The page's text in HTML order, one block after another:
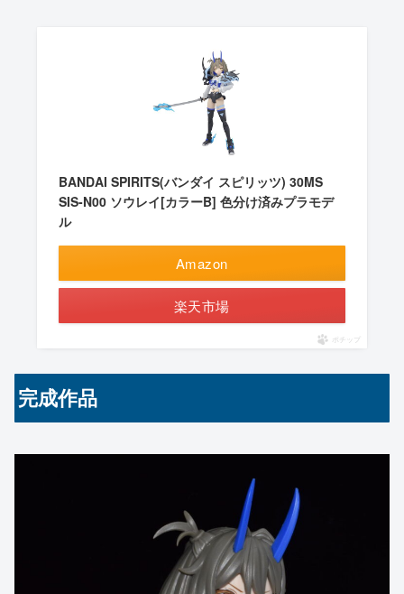
BANDAI SPIRITS(バンダイ スピリッツ) 30MS
SIS-N00 ソウレイ[カラーB] 色分け済みプラモデ
ル
Amazon
楽天市場
ポチップ
完成作品